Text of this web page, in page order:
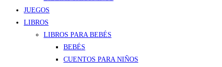
JUEGOS
LIBROS
LIBROS PARA BEBÉS
BEBÉS
CUENTOS PARA NIÑOS